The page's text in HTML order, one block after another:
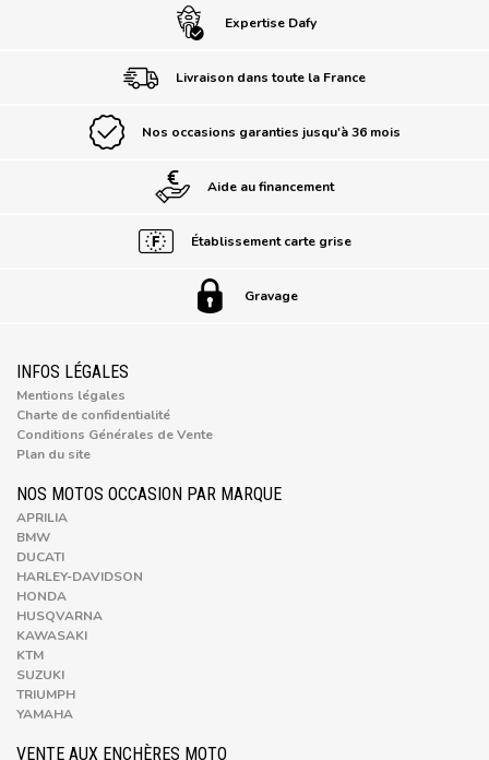
Expertise Dafy
Livraison dans toute la France
Nos occasions garanties jusqu'à 36 mois
Aide au financement
Établissement carte grise
Gravage
INFOS LÉGALES
Mentions légales
Charte de confidentialité
Conditions Générales de Vente
Plan du site
NOS MOTOS OCCASION PAR MARQUE
APRILIA
BMW
DUCATI
HARLEY-DAVIDSON
HONDA
HUSQVARNA
KAWASAKI
KTM
SUZUKI
TRIUMPH
YAMAHA
VENTE AUX ENCHÈRES MOTO